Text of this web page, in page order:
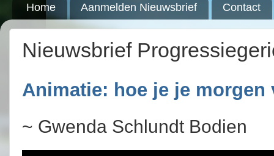
Home Aanmelden Nieuwsbrief Contact
Nieuwsbrief
Animatie: hoe je je
~ Gwenda Schlundt Bodien